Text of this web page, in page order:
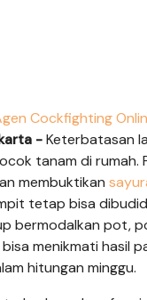
Cockfighting
-Keterbatasan
tanam di rumah.
membuktikan
tetap bisa
bermodalkan pot,
menikmati hasil
hitungan minggu.